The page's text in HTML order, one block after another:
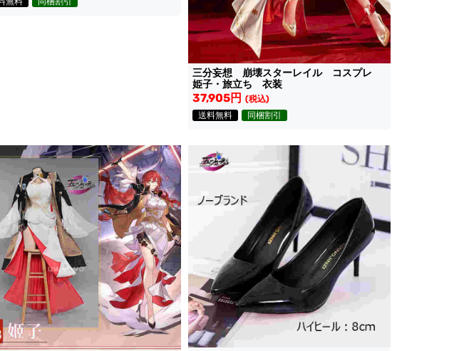
三分妄想 崩壊スターレイル コスプレ
姫子・旅立ち 衣装
37,905円 (税込)
送料無料
同梱割引